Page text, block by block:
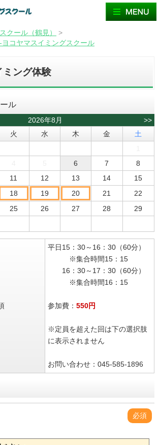
クール（鶴見）
>
コヤマスイミングスクール
ミング体験
ル
2026年8月
>>
火 水 木 金
土
6 7
8
11 12 13 14
15
18 19 20 21
22
25 26 27 28
29
平日15：30～16：30（60分）
※集合時間15：15
16：30～17：30（60分）
※集合時間16：15
参加費： 550円
※定員を超えた回は下の選択肢
に表示されません
お問い合わせ：045-585-1896
必須